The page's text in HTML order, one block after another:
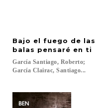
Bajo el fuego de las
balas pensaré en ti
García Santiago, Roberto;
García Clairac, Santiago...